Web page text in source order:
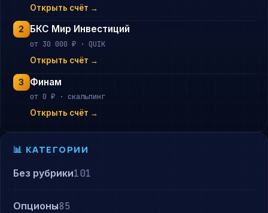
Открыть счёт →
2 БКС Мир Инвестиций
от 30 000 ₽ · QUIK
Открыть счёт →
3 Финам
от 0 ₽ · скальпинг
Открыть счёт →
📊 КАТЕГОРИИ
Без рубрики101
Опционы85